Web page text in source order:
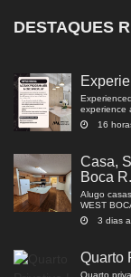
DESTAQUES
experience
16
Casa,
Boca
Alugo
WEST
3 dias
Quarto
Quarto